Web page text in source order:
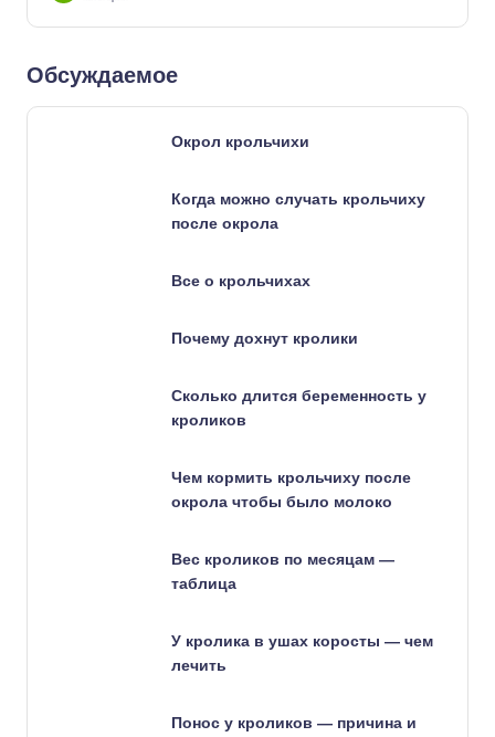
Обсуждаемое
Окрол крольчихи
Когда можно случать крольчиху
после окрола
Все о крольчихах
Почему дохнут кролики
Сколько длится беременность у
кроликов
Чем кормить крольчиху после
окрола чтобы было молоко
Вес кроликов по месяцам —
таблица
У кролика в ушах коросты — чем
лечить
Понос у кроликов — причина и